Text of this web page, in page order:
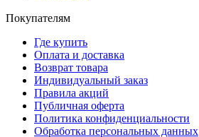
Покупателям
Где купить
Оплата и доставка
Возврат товара
Индивидуальный заказ
Правила акций
Публичная оферта
Политика конфиденциальности
Обработка персональных данных